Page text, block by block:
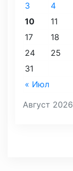
Август 2026
« Июл
3
4
10
11
17
18
24
25
31